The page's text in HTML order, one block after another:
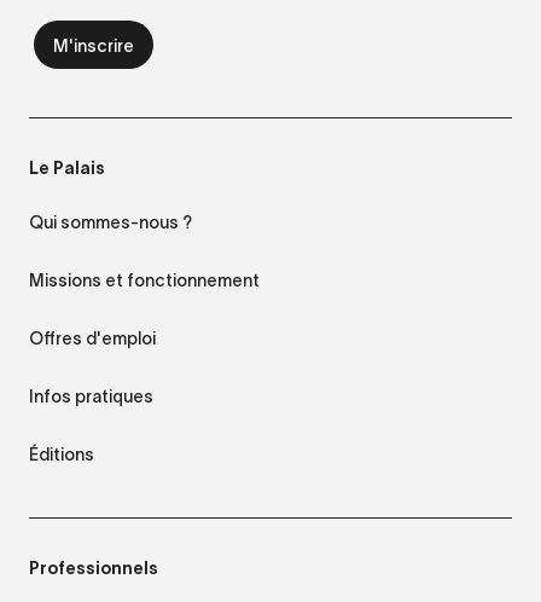
Le Palais
Qui sommes-nous ?
Missions et fonctionnement
Offres d'emploi
Infos pratiques
Éditions
Professionnels